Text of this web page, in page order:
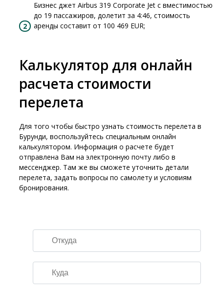
Бизнес джет Airbus 319 Corporate Jet с вместимостью
до 19 пассажиров, долетит за 4:46, стоимость
аренды составит от 100 469 EUR;
Калькулятор для онлайн
расчета стоимости
перелета
Для того чтобы быстро узнать стоимость перелета в
Бурунди, воспользуйтесь специальным онлайн
калькулятором. Информация о расчете будет
отправлена Вам на электронную почту либо в
мессенджер. Там же вы сможете уточнить детали
перелета, задать вопросы по самолету и условиям
бронирования.